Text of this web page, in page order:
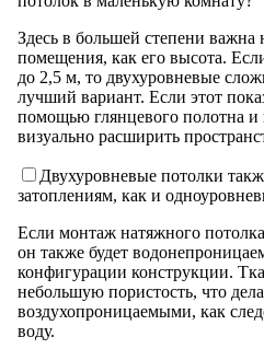
Здесь в большей степени важна
помещения, как его высота.
до 2,5 м, то двухуровневые
лучший вариант. Если этот
помощью глянцевого полотна
визуально расширить
Двухуровневые потолки
затоплениям, как и
Если монтаж натяжного
он также будет
конфигурации конструкции.
небольшую пористость, что
воздухопроницаемыми, как
воду.